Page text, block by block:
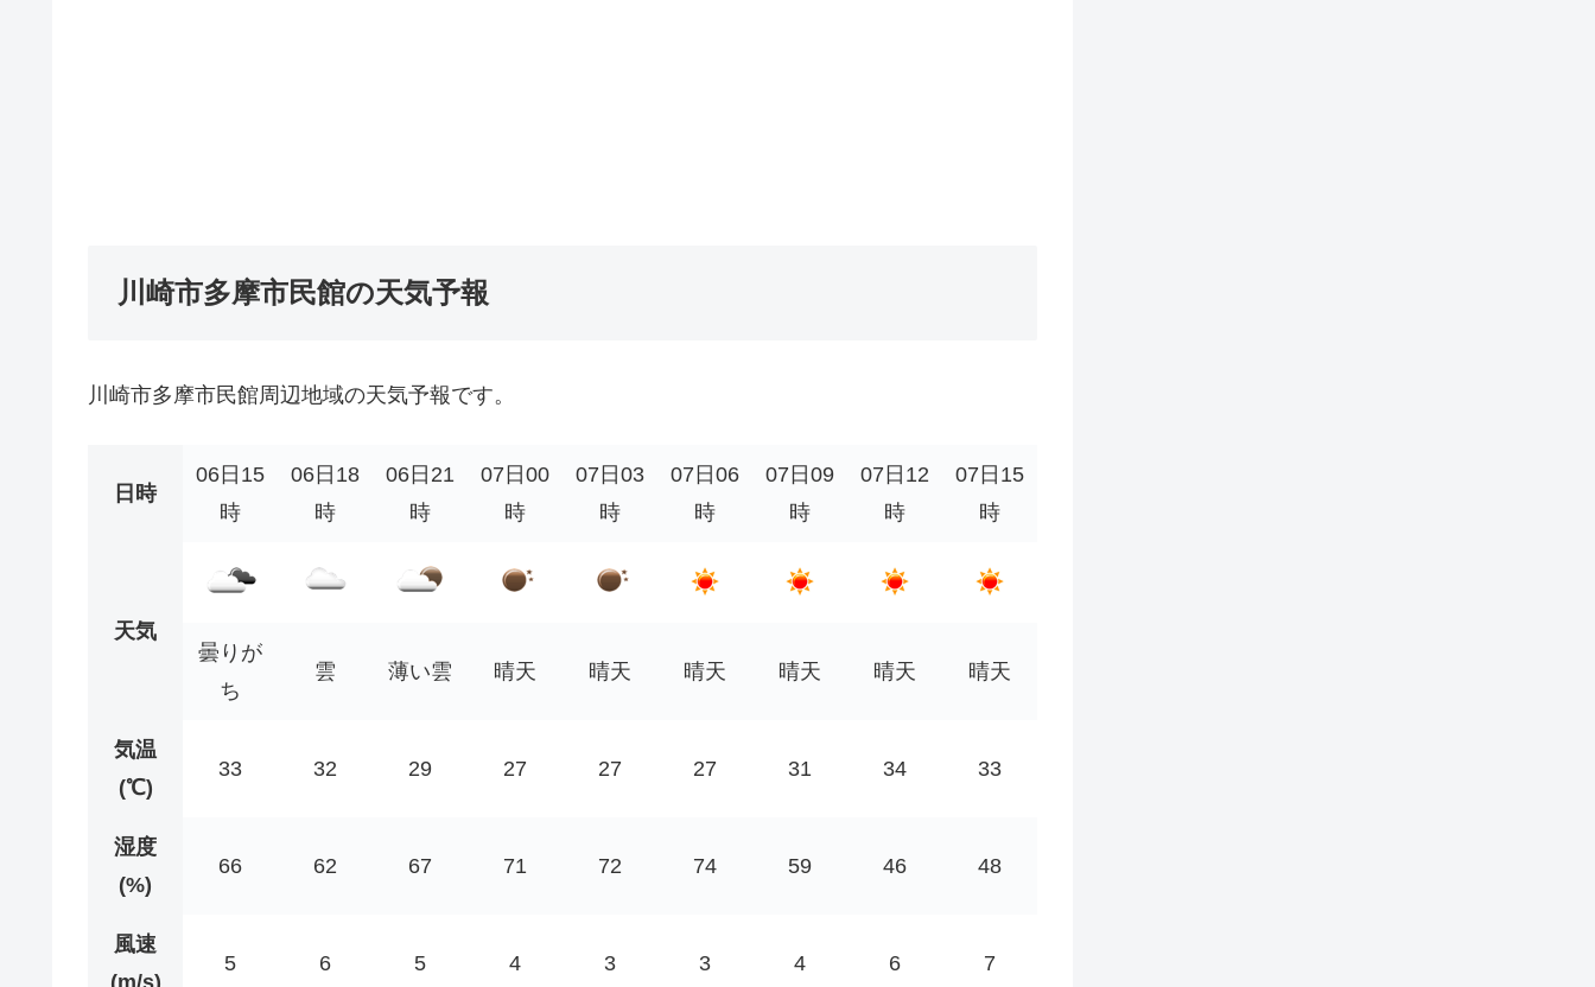
川崎市多摩市民館の天気予報
川崎市多摩市民館周辺地域の天気予報です。
日時
06日15
時
06日18
時
06日21
時
07日00
時
07日03
時
07日06
時
07日09
時
07日12
時
07日15
時
天気
曇りが
ち
雲 薄い雲 晴天 晴天 晴天 晴天 晴天 晴天
気温
(℃)
33 32 29 27 27 27 31 34 33
湿度
(%)
66 62 67 71 72 74 59 46 48
風速
(m/s)
5 6 5 4 3 3 4 6 7